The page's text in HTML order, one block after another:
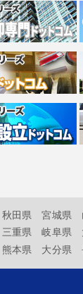
秋田県 宮城県
三重県 岐阜県
熊本県 大分県